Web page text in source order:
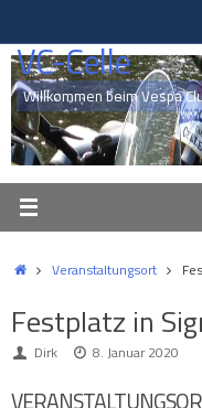
springen
VC-Celle
Willkommen beim Vespa
StartVeranstaltungsort
Festplatz in
Dirk 8. Januar 2020